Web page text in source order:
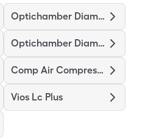
Optichamber Diamond
Optichamber Diamond-Md Mask
Comp Air Compressor Nebulizer
Vios Lc Plus